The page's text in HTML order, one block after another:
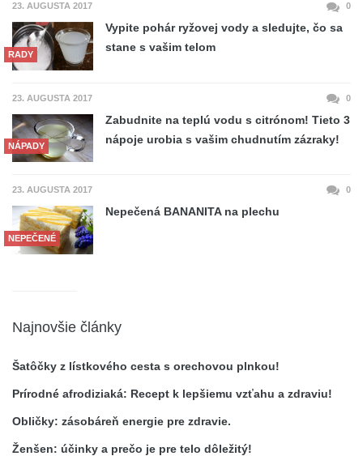
23. AUGUSTA 2017 0
RADY
Vypite pohár ryžovej vody a sledujte, čo sa
stane s vašim telom
23. AUGUSTA 2017 0
NÁPADY
Zabudnite na teplú vodu s citrónom! Tieto 3
nápoje urobia s vašim chudnutím zázraky!
23. AUGUSTA 2017 0
NEPEČENÉ
Nepečená BANANITA na plechu
Najnovšie články
Šatôčky z lístkového cesta s orechovou plnkou!
Prírodné afrodiziaká: Recept k lepšiemu vzťahu a zdraviu!
Obličky: zásobáreň energie pre zdravie.
Ženšen: účinky a prečo je pre telo dôležitý!